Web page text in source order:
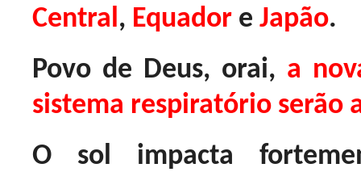
Central, Equador e Japão.
Povo de Deus, orai, a
sistema respiratório serão
O sol impacta